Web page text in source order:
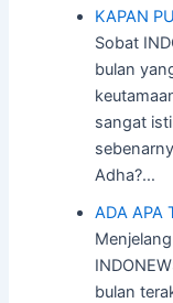
KAPAN
Sobat
bulan
sangat
Adha?…
ADA APA
bulan